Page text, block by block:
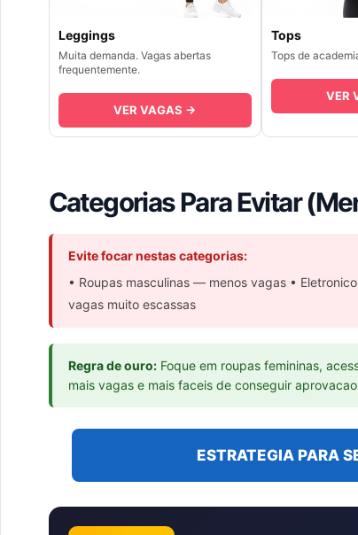
Leggings
Muita demanda. Vagas abertas
frequentemente.
VER VAGAS →
Tops
Tops de
VER
Categorias Para Evitar
Evite focar nestas categorias:
• Roupas masculinas — menos vagas •
vagas muito escassas
Regra de ouro:Foque em roupas femininas,
mais vagas e mais faceis de conseguir
ESTRATEGIA PARA